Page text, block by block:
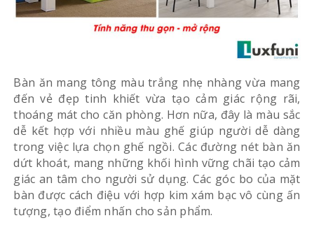
Bàn ăn mang tông màu trắng nhẹ nhàng vừa mang
đến vẻ đẹp tinh khiết vừa tạo cảm giác rộng rãi,
thoáng mát cho căn phòng. Hơn nữa, đây là màu sắc
dễ kết hợp với nhiều màu ghế giúp người dễ dàng
trong việc lựa chọn ghế ngồi. Các đường nét bàn ăn
dứt khoát, mang những khối hình vững chãi tạo cảm
giác an tâm cho người sử dụng. Các góc bo của mặt
bàn được cách điệu với hợp kim xám bạc vô cùng ấn
tượng, tạo điểm nhấn cho sản phẩm.